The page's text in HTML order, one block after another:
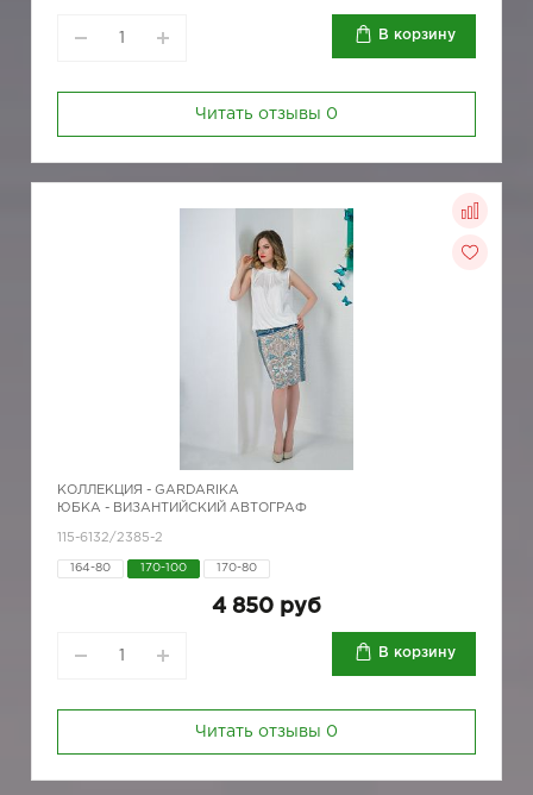
В корзину
Читать отзывы 0
КОЛЛЕКЦИЯ - GARDARIKA
ЮБКА - ВИЗАНТИЙСКИЙ АВТОГРАФ
115-6132/2385-2
164-80 170-100 170-80
4 850 руб
В корзину
Читать отзывы 0